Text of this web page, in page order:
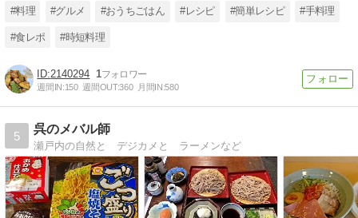
#料理 #グルメ #おうちごはん #レシピ #簡単レシピ #手料理
#食レポ #時短料理
2140294 1
週間IN:150 週間OUT:360 月間IN:580
5
呉のメバル師
瀬戸内の自然と デジカメと ラーメンなど